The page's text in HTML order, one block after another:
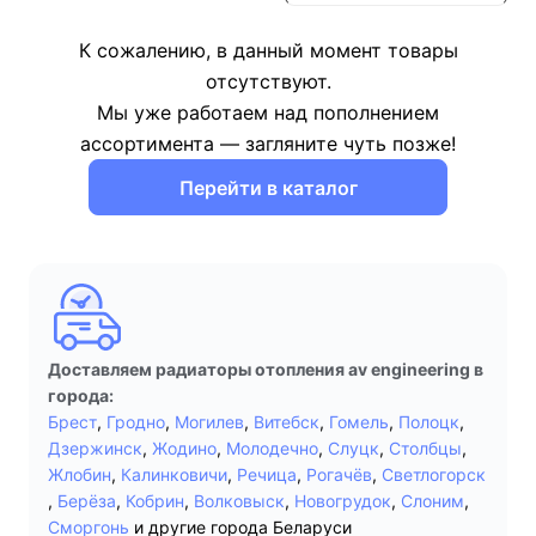
К сожалению, в данный момент товары
отсутствуют.
Мы уже работаем над пополнением
ассортимента — загляните чуть позже!
Перейти в каталог
Доставляем радиаторы отопления av engineering в
города:
Брест, Гродно, Могилев, Витебск, Гомель, Полоцк,
Дзержинск, Жодино, Молодечно, Слуцк, Столбцы,
Жлобин, Калинковичи, Речица, Рогачёв, Светлогорск
, Берёза, Кобрин, Волковыск, Новогрудок, Слоним,
Сморгонь и другие города Беларуси